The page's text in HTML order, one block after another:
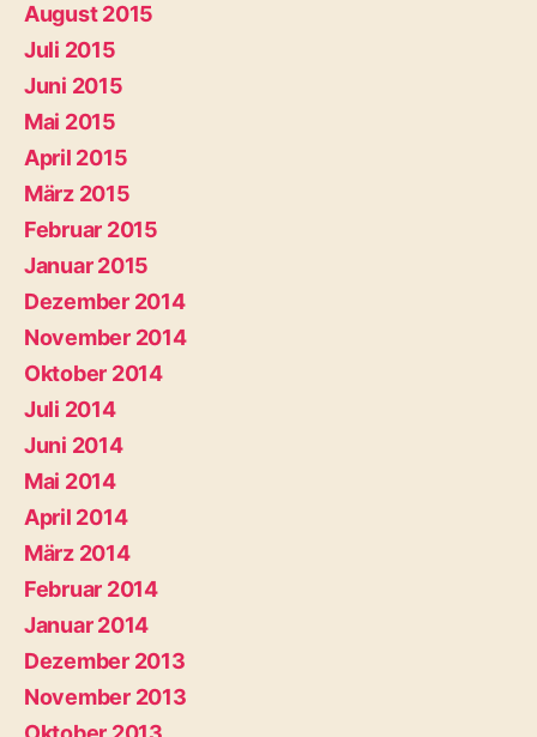
August 2015
Juli 2015
Juni 2015
Mai 2015
April 2015
März 2015
Februar 2015
Januar 2015
Dezember 2014
November 2014
Oktober 2014
Juli 2014
Juni 2014
Mai 2014
April 2014
März 2014
Februar 2014
Januar 2014
Dezember 2013
November 2013